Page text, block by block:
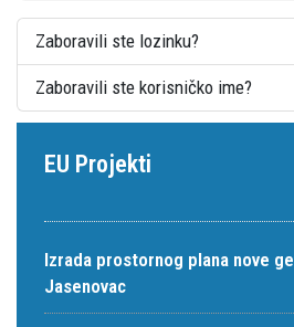
Zaboravili ste lozinku?
Zaboravili ste korisničko ime?
EU Projekti
Izrada prostornog plana nove
Jasenovac